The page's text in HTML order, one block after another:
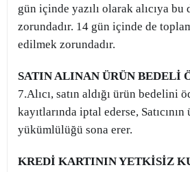
gün içinde yazılı olarak alıcıya
zorundadır. 14 gün içinde de
edilmek zorundadır.
SATIN ALINAN ÜRÜN BEDELİ
7.Alıcı, satın aldığı ürün bedelini
kayıtlarında iptal ederse,
yükümlülüğü sona erer.
KREDİ KARTININ YETKİSİZ